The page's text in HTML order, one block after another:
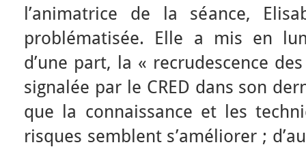
l’animatrice de la séance,
problématisée. Elle a mis en
d’une part, la « recrudescence
signalée par le CRED dans son
que la connaissance et les
risques semblent s’améliorer ;